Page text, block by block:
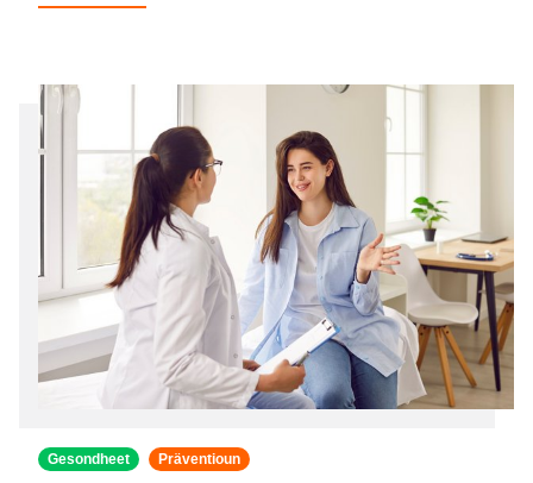
Gesondheet Präventioun